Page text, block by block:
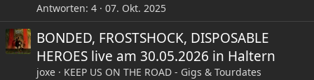
Antworten 4 07. Okt. 2025
BONDED, FROSTSHOCK, DISPOSABLE
HEROES live am 30.05.2026 in Haltern
joxe
KEEP US ON THE ROAD - Gigs & Tourdates